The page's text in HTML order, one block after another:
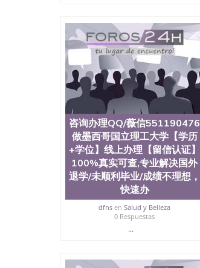
咨询办理QQ/薇信551190476
做墨西哥国立理工大学【学历
+学位】线上办理【留信认证】
100%真实可查,专业解决国外
退学/未顺利毕业/成绩不理想，
快速办
dfns enSalud y Belleza
0 Respuestas
...